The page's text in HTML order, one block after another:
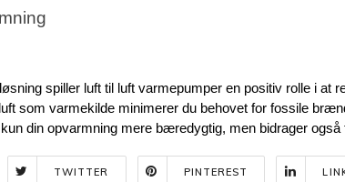
spiller luft til luft varmepumper en positiv rolle i at
som varmekilde minimerer du behovet for fossile
din opvarmning mere bæredygtig, men bidrager
TWITTER PINTEREST